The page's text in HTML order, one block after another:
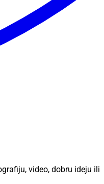
video, dobru ideju ili